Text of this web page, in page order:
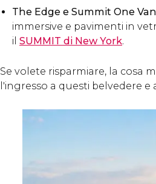
The Edge e Summit One
immersive e pavimenti in
il SUMMIT di New York.
Se volete risparmiare, la cosa
l'ingresso a questi belvedere